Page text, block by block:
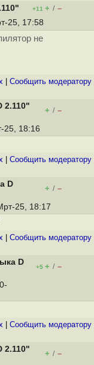
+11 + / –
25, 17:58
не
Cообщить модератору
2.110" + / –
25, 18:16
Cообщить модератору
D
+ / –
25, 18:17
Cообщить модератору
D
+5 + / –
Cообщить модератору
2.110" + / –